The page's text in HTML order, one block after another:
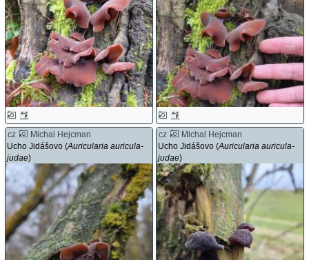
cz
Michal Hejcman
Ucho Jidášovo (Auricularia auricula-
judae)
cz
Michal Hejcman
Ucho Jidášovo (Auricularia auricula-
judae)